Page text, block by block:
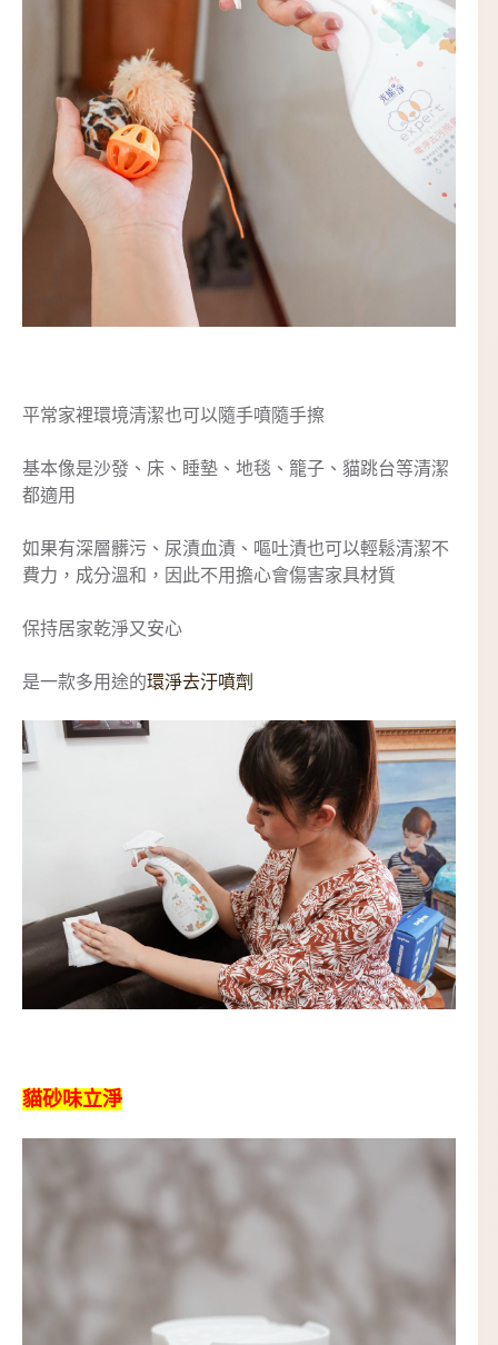
平常家裡環境清潔也可以隨手噴隨手擦
基本像是沙發、床、睡墊、地毯、籠子、貓跳台等清潔
都適用
如果有深層髒污、尿漬血漬、嘔吐漬也可以輕鬆清潔不
費力，成分溫和，因此不用擔心會傷害家具材質
保持居家乾淨又安心
是一款多用途的環淨去汙噴劑
貓砂味立淨